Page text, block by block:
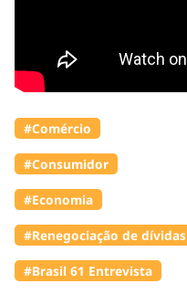
#Comércio
#Consumidor
#Economia
#Renegociação de dívidas
#Brasil 61 Entrevista